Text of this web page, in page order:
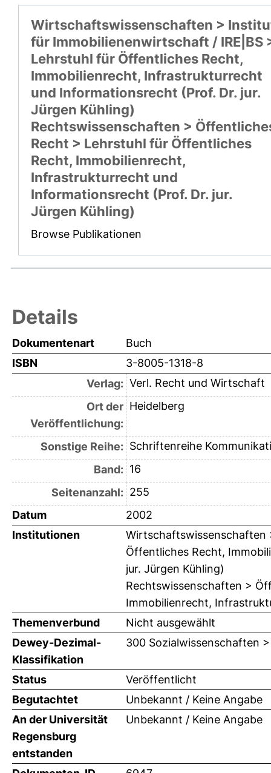
Wirtschaftswissenschaften >
für Immobilienenwirtschaft / IRE|BS
Lehrstuhl für Öffentliches Recht,
Immobilienrecht, Infrastrukturrecht
und Informationsrecht (Prof. Dr. jur.
Jürgen Kühling)
Rechtswissenschaften >
Recht > Lehrstuhl für Öffentliches
Recht, Immobilienrecht,
Infrastrukturrecht und
Informationsrecht (Prof. Dr. jur.
Jürgen Kühling)
Browse Publikationen
Details
Dokumentenart
Buch
ISBN
3-8005-1318-8
Verlag: Verl. Recht und Wirtschaft
Ort der
Veröffentlichung:
Heidelberg
Sonstige Reihe: Schriftenreihe
Band: 16
Seitenanzahl: 255
Datum
2002
Institutionen
Wirtschaftswissenschaften
Öffentliches Recht,
jur. Jürgen Kühling)
Rechtswissenschaften >
Immobilienrecht,
Themenverbund
Nicht ausgewählt
Dewey-Dezimal-
Klassifikation
300 Sozialwissenschaften
Status
Veröffentlicht
Begutachtet
Unbekannt / Keine Angabe
An der Universität
Regensburg
entstanden
Unbekannt / Keine Angabe